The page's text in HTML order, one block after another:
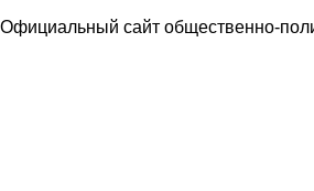
Официальный сайт общественно-